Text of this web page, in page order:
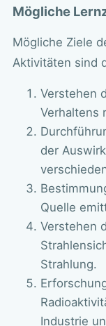
Mögliche
Mögliche Ziele
Aktivitäten sind
Verstehen
Verhaltens
der
Quelle
Verstehen
Strahlung.
Industrie